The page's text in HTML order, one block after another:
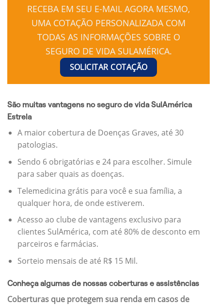
RECEBA EM SEU E-MAIL AGORA MESMO,
UMA COTAÇÃO PERSONALIZADA COM
TODAS AS INFORMAÇÕES SOBRE O
SEGURO DE VIDA SULAMÉRICA.
SOLICITAR COTAÇÃO
São muitas vantagens no seguro de vida SulAmérica
Estrela
A maior cobertura de Doenças Graves, até 30
patologias.
Sendo 6 obrigatórias e 24 para escolher. Simule
para saber quais as doenças.
Telemedicina grátis para você e sua família, a
qualquer hora, de onde estiverem.
Acesso ao clube de vantagens exclusivo para
clientes SulAmérica, com até 80% de desconto em
parceiros e farmácias.
Sorteio mensais de até R$ 15 Mil.
Conheça algumas de nossas coberturas e assistências
Coberturas que protegem sua renda em casos de